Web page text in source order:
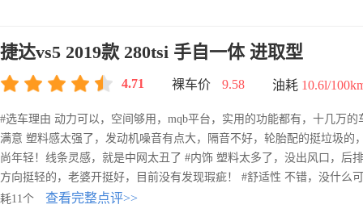
捷达vs5 2019款 280tsi 手自一体 进取型
4.71 裸车价 9.58 油耗 10.6l/
#选车理由 动力可以，空间够用，mqb平台，实用的功能都有，十几万
满意 塑料感太强了，发动机噪音有点大，隔音不好，轮胎配的挺垃圾
尚年轻！线条灵感，就是中网太丑了 #内饰 塑料太多了，没出风口，后
方向挺轻的，老婆开挺好，目前没有发现瑕疵！ #舒适性 不错，没什么
耗11个
查看完整点评>>